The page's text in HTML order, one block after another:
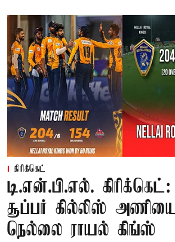
கிரிக்கெட்
டி.என்.பி.எல்.
சூப்பர் கில்லிஸ்
நெல்லை ராயல் கிங்ஸ்